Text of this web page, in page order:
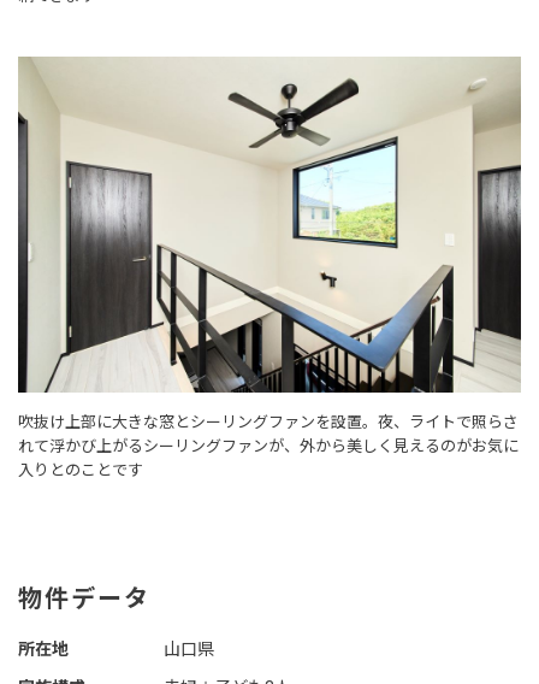
吹抜け上部に大きな窓とシーリングファンを設置。夜、ライトで照らさ
れて浮かび上がるシーリングファンが、外から美しく見えるのがお気に
入りとのことです
物件データ
所在地
山口県